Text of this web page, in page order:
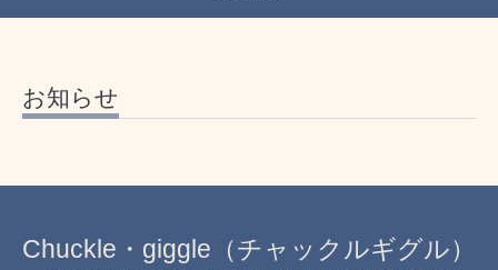
お知らせ
Chuckle・giggle（チャックルギグル）